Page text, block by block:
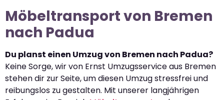
Möbeltransport von Bremen
nach Padua
Du planst einen Umzug von Bremen nach Padua?
Keine Sorge, wir von Ernst Umzugsservice aus Bremen
stehen dir zur Seite, um diesen Umzug stressfrei und
reibungslos zu gestalten. Mit unserer langjährigen